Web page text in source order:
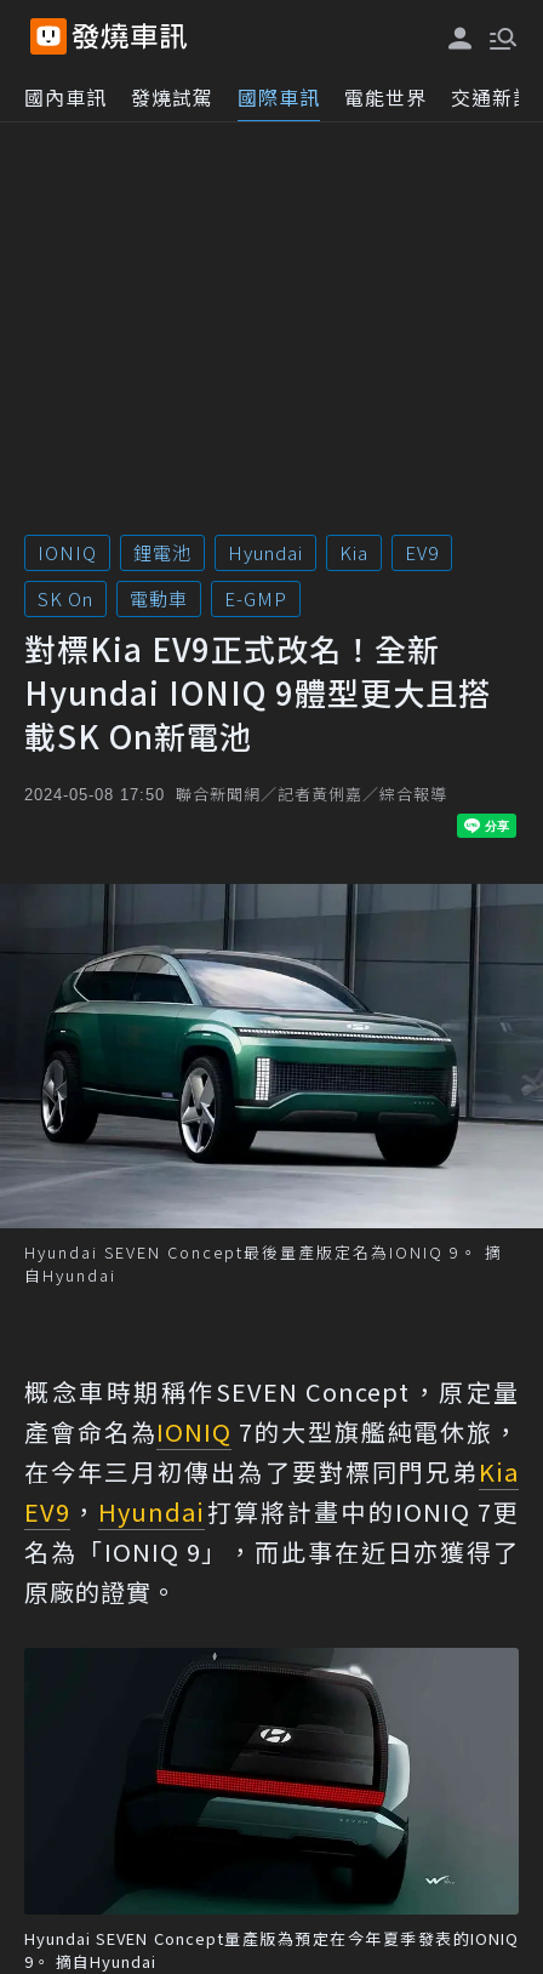
國內車訊 發燒試駕 國際車訊 電能世界 交通新訊
IONIQ 鋰電池 Hyundai Kia
EV9
SK On
電動車 E-GMP
對標Kia EV9正式改名！全新
Hyundai IONIQ 9體型更大且搭
載SK On新電池
2024-05-08 17:50 聯合新聞網／記者黃俐嘉／綜合報導
Hyundai SEVEN Concept最後量產版定名為IONIQ 9。 摘
自Hyundai
概念車時期稱作SEVEN Concept，原定量
產會命名為IONIQ 7的大型旗艦純電休旅，
在今年三月初傳出為了要對標同門兄弟Kia
EV9 ， Hyundai 打算將計畫中的IONIQ 7更
名為「IONIQ 9」，而此事在近日亦獲得了
原廠的證實。
Hyundai SEVEN Concept量產版為預定在今年夏季發表的IONIQ
9。 摘自Hyundai